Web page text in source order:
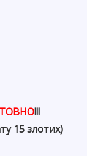
!!!
15 злотих)